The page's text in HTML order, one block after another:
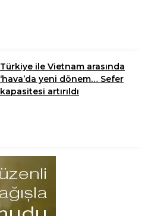
Türkiye ile Vietnam arasında
‘hava’da yeni dönem… Sefer
kapasitesi artırıldı